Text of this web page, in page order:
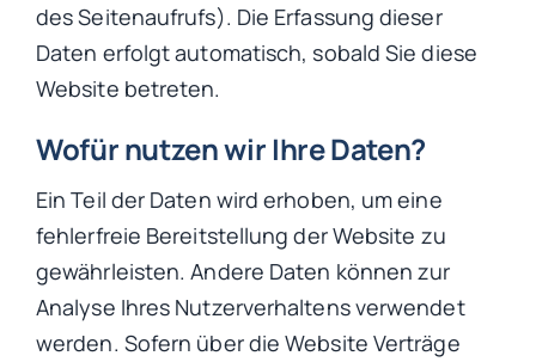
des Seitenaufrufs). Die Erfassung dieser
Daten erfolgt automatisch, sobald Sie diese
Website betreten.
Wofür nutzen wir Ihre Daten?
Ein Teil der Daten wird erhoben, um eine
fehlerfreie Bereitstellung der Website zu
gewährleisten. Andere Daten können zur
Analyse Ihres Nutzerverhaltens verwendet
werden. Sofern über die Website Verträge